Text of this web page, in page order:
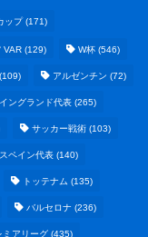
ップ(171)
VAR (129) W杯 (546)
(109) アルゼンチン (72)
イングランド代表 (265)
サッカー戦術 (103)
スペイン代表 (140)
トッテナム (135)
バルセロナ (236)
ミアリーグ (435)